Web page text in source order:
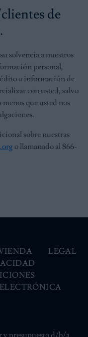
de
solvencia a nuestros
personal,
o información de
con usted, salvo
que usted nos
sobre nuestras
o llamanado al 866-
LEGAL